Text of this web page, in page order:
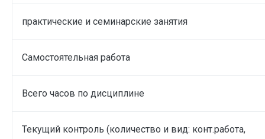
практические и семинарские занятия
Самостоятельная работа
Всего часов по дисциплине
Текущий контроль (количество и вид: конт.работа,